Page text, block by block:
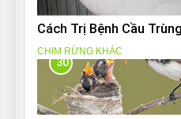
Cách Trị Bệnh Cầu
CHIM RỪNG KHÁC
30